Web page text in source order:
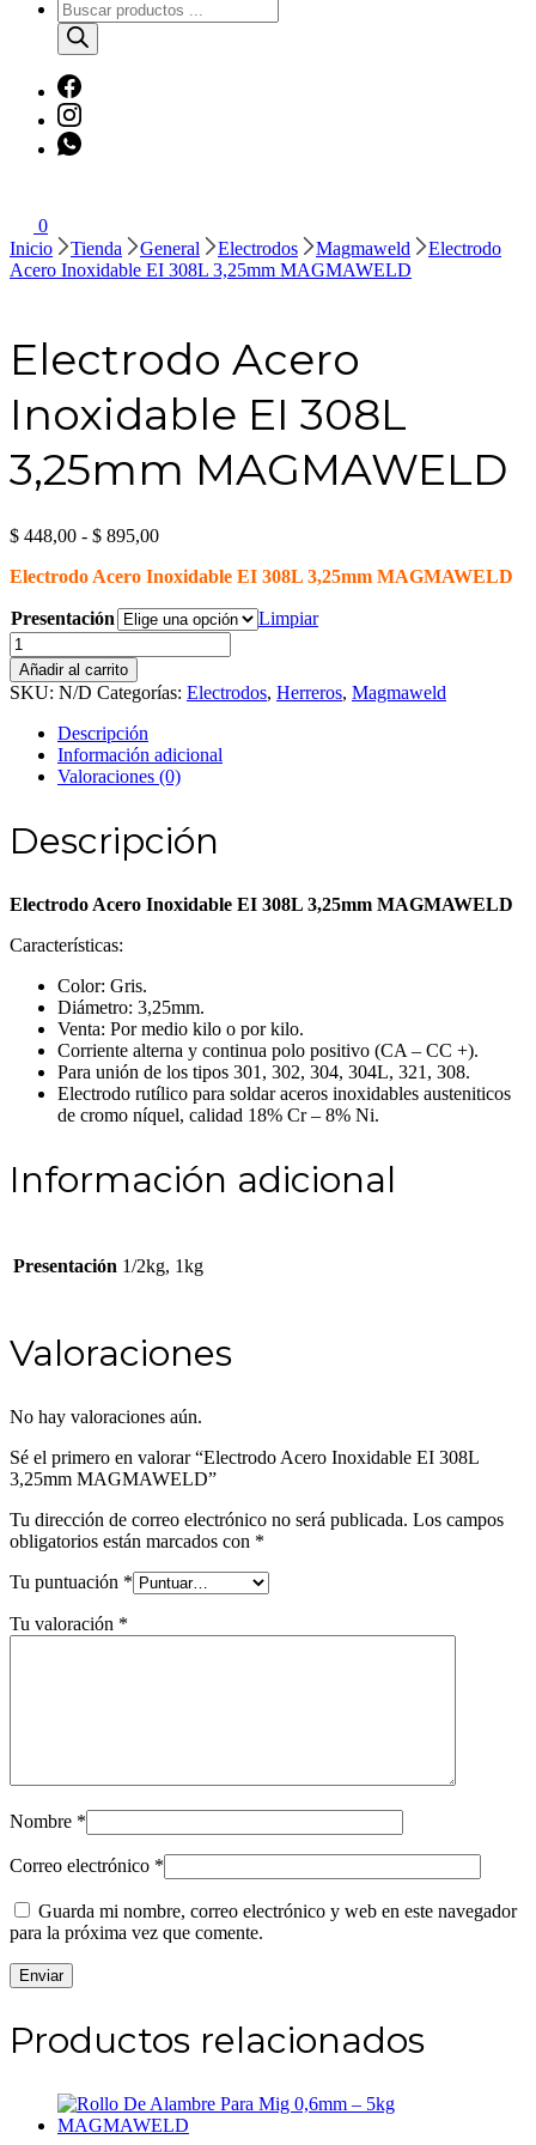
Búsqueda
de
productos
0
Inicio
Tienda General Electrodos Magmaweld
Electrodo
Acero Inoxidable EI 308L 3,25mm MAGMAWELD
Electrodo Acero
Inoxidable EI 308L
3,25mm MAGMAWELD
$ 448,00 - $ 895,00Rango
precios:
$ 448,00
$ 895,00
Electrodo Acero Inoxidable EI 308L 3,25mm MAGMAWELD
Presentación
Limpiar
Electrodo
Acero
Inoxidable
EI
308L
3,25mm
MAGMAWELD
cantidad
Añadir al carrito
SKU: N/D Categorías: Electrodos, Herreros, Magmaweld
Descripción
Información adicional
Valoraciones (0)
Descripción
Electrodo Acero Inoxidable EI 308L 3,25mm MAGMAWELD
Características:
Color: Gris.
Diámetro: 3,25mm.
Venta: Por medio kilo o por kilo.
Corriente alterna y continua polo positivo (CA – CC +).
Para unión de los tipos 301, 302, 304, 304L, 321, 308.
Electrodo rutílico para soldar aceros inoxidables austeniticos
de cromo níquel, calidad 18% Cr – 8% Ni.
Información adicional
Presentación 1/2kg, 1kg
Valoraciones
No hay valoraciones aún.
Sé el primero en valorar “Electrodo Acero Inoxidable EI 308L
3,25mm MAGMAWELD”
Tu dirección de correo electrónico no será publicada. Los campos
obligatorios están marcados con *
Tu puntuación *
Tu valoración *
Nombre *
Correo electrónico *
Guarda mi nombre, correo electrónico y web en este navegador
para la próxima vez que comente.
Productos relacionados